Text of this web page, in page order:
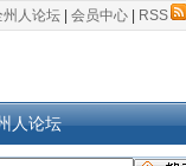
州人论坛 会员中心 RSS
人论坛